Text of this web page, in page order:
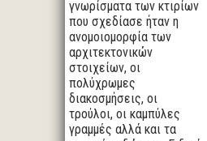
γνωρίσματα των κτιρίων
που σχεδίασε ήταν η
ανομοιομορφία των
αρχιτεκτονικών
στοιχείων, οι
πολύχρωμες
διακοσμήσεις, οι
τρούλοι, οι καμπύλες
γραμμές αλλά και τα